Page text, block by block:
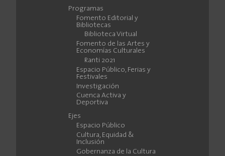
Programas
Fomento Editorial y
Bibliotecas
Biblioteca Virtual
Fomento de las Artes y
Economías Culturales
Ranti 2021
Espacio Público, Ferias y
Festivales
Investigación
Cuenca Activa y
Deportiva
Ejes
Espacio Público
Cultura, Equidad &
Inclusión
Gobernanza de la Cultura